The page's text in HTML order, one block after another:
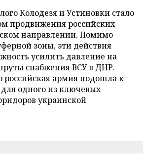
Колодезя и Устиновки стало
продвижения российских
направлении. Помимо
зоны, эти действия
усилить давление на
снабжения ВСУ в ДНР.
российская армия подошла к
одного из ключевых
украинской